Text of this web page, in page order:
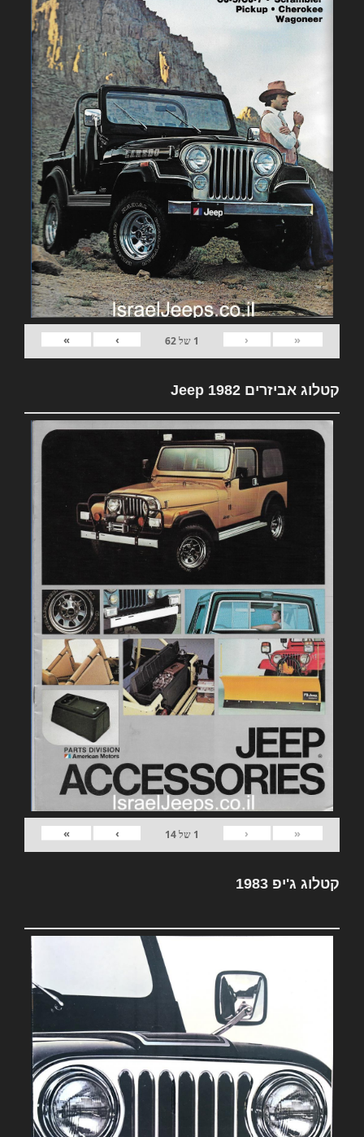
«
‹
1 של62
›
»
קטלוג אביזרים 1982 Jeep
«
‹
1 של14
›
»
קטלוג ג'יפ 1983